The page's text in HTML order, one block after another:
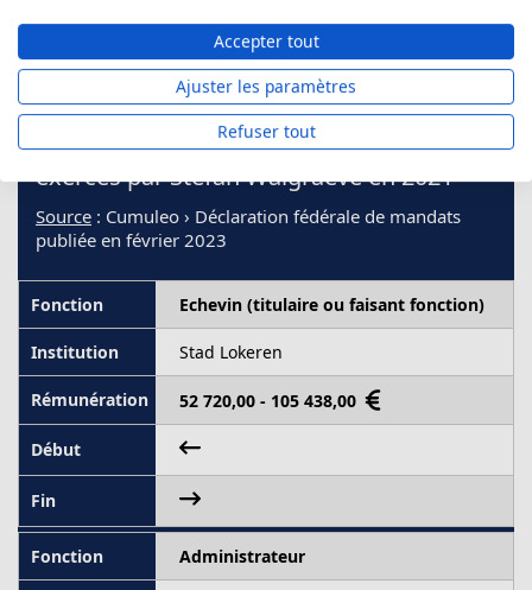
2021
Les mandats, fonctions et professions
exercés par Stefan Walgraeve en 2021
Source : Cumuleo › Déclaration fédérale de mandats
publiée en février 2023
Echevin (titulaire ou faisant fonction)
Stad Lokeren
52 720,00 - 105 438,00
Administrateur
Accepter tout
Ajuster les paramètres
Refuser tout